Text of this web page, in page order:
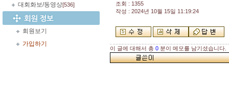
대회화보/동영상[536]
회원보기
가입하기
조회 : 1355
작성 : 2024년 10월 15일 11:19:24
이 글에 대해서 총 0 분이 메모를 남기셨습니다.